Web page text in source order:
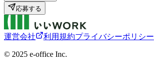
応募する
運営会社 利用規約プライバシーポリシー
©︎ 2025 e-office Inc.